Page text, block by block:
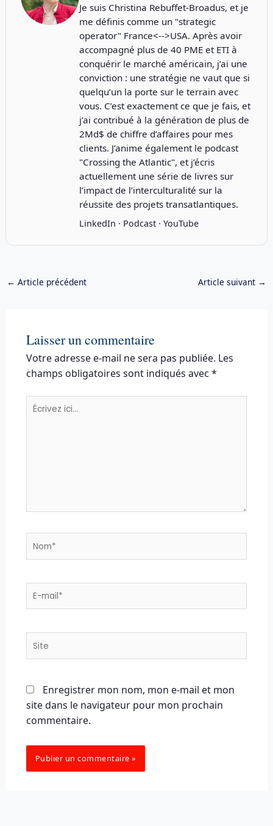
Je suis Christina Rebuffet-Broadus, et je
me définis comme un "strategic
operator" France<-->USA. Après avoir
accompagné plus de 40 PME et ETI à
conquérir le marché américain, j’ai une
conviction : une stratégie ne vaut que si
quelqu’un la porte sur le terrain avec
vous. C’est exactement ce que je fais, et
j’ai contribué à la génération de plus de
2Md$ de chiffre d’affaires pour mes
clients. J’anime également le podcast
"Crossing the Atlantic", et j’écris
actuellement une série de livres sur
l’impact de l’interculturalité sur la
réussite des projets transatlantiques.
LinkedIn · Podcast· YouTube
← Article précédent Article suivant →
Laisser un commentaire
Votre adresse e-mail ne sera pas publiée. Les
champs obligatoires sont indiqués avec *
Écrivez
E-
Site
Enregistrer mon nom, mon e-mail et mon
site dans le navigateur pour mon prochain
commentaire.